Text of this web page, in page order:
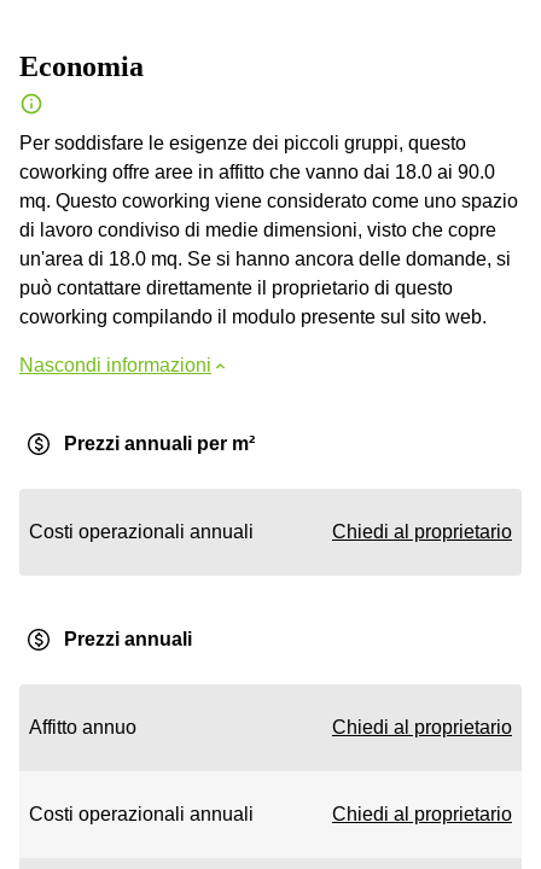
Economia
Per soddisfare le esigenze dei piccoli gruppi, questo
coworking offre aree in affitto che vanno dai 18.0 ai 90.0
mq. Questo coworking viene considerato come uno spazio
di lavoro condiviso di medie dimensioni, visto che copre
un'area di 18.0 mq. Se si hanno ancora delle domande, si
può contattare direttamente il proprietario di questo
coworking compilando il modulo presente sul sito web.
Nascondi informazioni
Prezzi annuali per m²
Costi operazionali annuali Chiedi al proprietario
Prezzi annuali
Affitto annuo Chiedi al proprietario
Costi operazionali annuali Chiedi al proprietario